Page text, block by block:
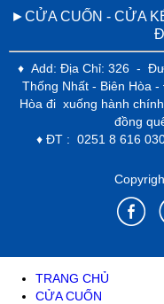
►CỬA CUỐN - CỬA
♦ Add: Địa Chỉ: 326 -
Thống Nhất - Biên Hòa
Hòa đi xuống hành
đồng
♦ ĐT : 0251 8 616
TRANG CHỦ
CỬA CUỐN